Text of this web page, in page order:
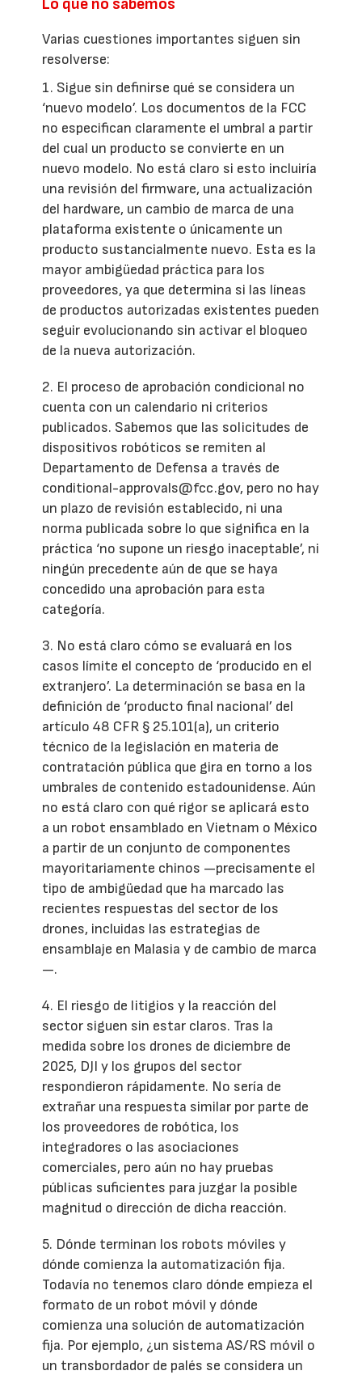
Lo que no sabemos
Varias cuestiones importantes siguen sin
resolverse:
1. Sigue sin definirse qué se considera un
‘nuevo modelo’. Los documentos de la FCC
no especifican claramente el umbral a partir
del cual un producto se convierte en un
nuevo modelo. No está claro si esto incluiría
una revisión del firmware, una actualización
del hardware, un cambio de marca de una
plataforma existente o únicamente un
producto sustancialmente nuevo. Esta es la
mayor ambigüedad práctica para los
proveedores, ya que determina si las líneas
de productos autorizadas existentes pueden
seguir evolucionando sin activar el bloqueo
de la nueva autorización.
2. El proceso de aprobación condicional no
cuenta con un calendario ni criterios
publicados. Sabemos que las solicitudes de
dispositivos robóticos se remiten al
Departamento de Defensa a través de
conditional-approvals@fcc.gov, pero no hay
un plazo de revisión establecido, ni una
norma publicada sobre lo que significa en la
práctica ‘no supone un riesgo inaceptable’, ni
ningún precedente aún de que se haya
concedido una aprobación para esta
categoría.
3. No está claro cómo se evaluará en los
casos límite el concepto de ‘producido en el
extranjero’. La determinación se basa en la
definición de ‘producto final nacional’ del
artículo 48 CFR § 25.101(a), un criterio
técnico de la legislación en materia de
contratación pública que gira en torno a los
umbrales de contenido estadounidense. Aún
no está claro con qué rigor se aplicará esto
a un robot ensamblado en Vietnam o México
a partir de un conjunto de componentes
mayoritariamente chinos —precisamente el
tipo de ambigüedad que ha marcado las
recientes respuestas del sector de los
drones, incluidas las estrategias de
ensamblaje en Malasia y de cambio de marca
—.
4. El riesgo de litigios y la reacción del
sector siguen sin estar claros. Tras la
medida sobre los drones de diciembre de
2025, DJI y los grupos del sector
respondieron rápidamente. No sería de
extrañar una respuesta similar por parte de
los proveedores de robótica, los
integradores o las asociaciones
comerciales, pero aún no hay pruebas
públicas suficientes para juzgar la posible
magnitud o dirección de dicha reacción.
5. Dónde terminan los robots móviles y
dónde comienza la automatización fija.
Todavía no tenemos claro dónde empieza el
formato de un robot móvil y dónde
comienza una solución de automatización
fija. Por ejemplo, ¿un sistema AS/RS móvil o
un transbordador de palés se considera un